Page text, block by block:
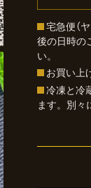
宅急便（
後の日時の
い。
お買い上
冷凍と冷
ます。別々